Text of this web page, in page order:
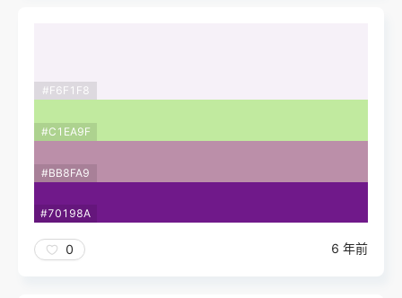
#F6F1F8
#C1EA9F
#BB8FA9
#70198A
0 6 年前